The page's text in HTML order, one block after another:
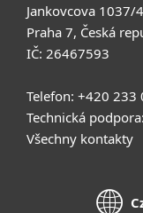
Jankovcova 1037/
Praha 7, Česká
IČ: 26467593
Telefon: +420 233
Technická
Všechny kontakty